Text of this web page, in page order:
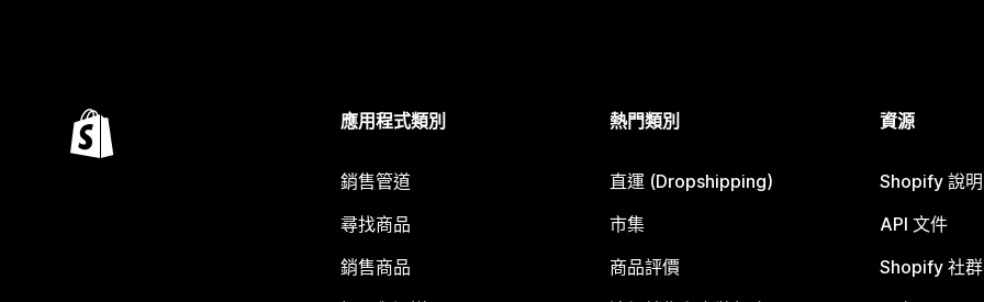
應用程式類別
銷售管道
尋找商品
銷售商品
熱門類別
直運 (Dropshipping)
市集
商品評價
資源
Shopify 說
API 文件
Shopify 社群